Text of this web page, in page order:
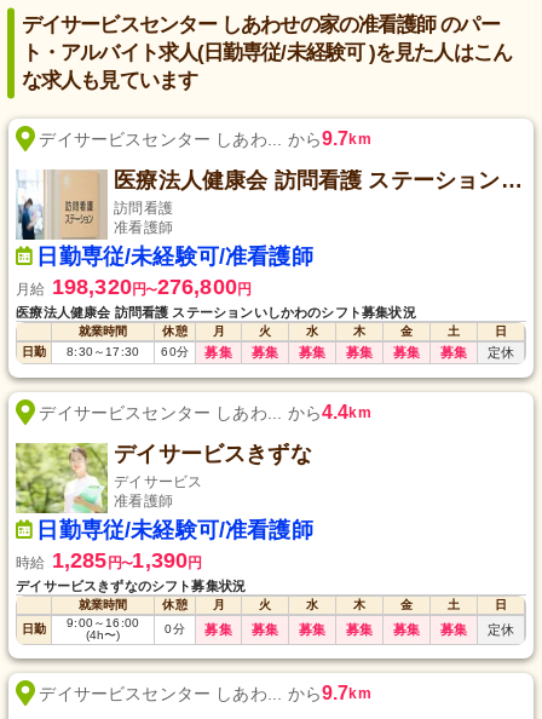
デイサービスセンター しあわせの家の准看護師 のパー
ト・アルバイト求人(日勤専従/未経験可 )を見た人はこん
な求人も見ています
デイサービスセンター しあわ... から9.7km
医療法人健康会 訪問看護 ステーションいしかわ
訪問看護
准看護師
日勤専従/未経験可/准看護師
月給 198,320円〜276,800円
医療法人健康会 訪問看護 ステーションいしかわのシフト募集状況
就業時間 休憩 月 火 水 木 金 土
日
日勤
8:30～17:30 60分 募集 募集 募集 募集 募集 募集 定休
デイサービスセンター しあわ... から4.4km
デイサービスきずな
デイサービス
准看護師
日勤専従/未経験可/准看護師
時給 1,285 円〜1,390円
デイサービスきずなのシフト募集状況
就業時間 休憩 月 火 水 木 金 土
日
日勤
9:00～16:00
(4h〜)
0分 募集 募集 募集 募集 募集 募集 定休
デイサービスセンター しあわ... から9.7km